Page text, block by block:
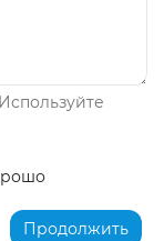
Продолжить